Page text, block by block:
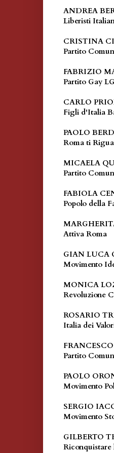
ANDREA
CRISTINA
Partito
FABRIZIO
Partito
CARLO
Figli
PAOLO
Roma ti
MICAELA
Partito
FABIOLA
Popolo della
Attiva
GIAN LUCA
Movimento
MONICA
Revoluzione
ROSARIO
Italia dei
Partito
PAOLO
Movimento
SERGIO
Movimento
GILBERTO